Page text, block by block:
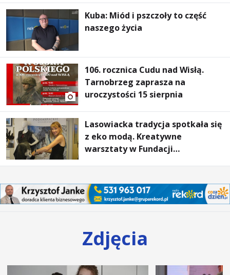
Kuba: Miód i pszczoły to część
naszego życia
106. rocznica Cudu nad Wisłą.
Tarnobrzeg zaprasza na
uroczystości 15 sierpnia
Lasowiacka tradycja spotkała się
z eko modą. Kreatywne
warsztaty w Fundacji
Zdjęcia